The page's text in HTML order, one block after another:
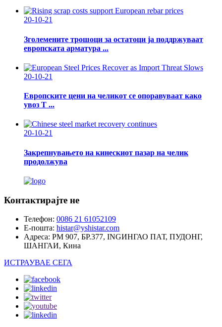
20-10-21
Зголемените трошоци за остатоци ја поддржуваат
европската арматура ...
20-10-21
Европските цени на челикот се опоравуваат како
увоз Т ...
20-10-21
Закрепнувањето на кинескиот пазар на челик
продолжува
Контактирајте не
Телефон: 0086 21 61052109
Е-пошта: histar@yshistar.com
Адреса: РМ 907, БР.377, INGИНГАО ПАТ, ПУДОНГ,
ШАНГАИ, Кина
ИСТРАУВАЕ СЕГА